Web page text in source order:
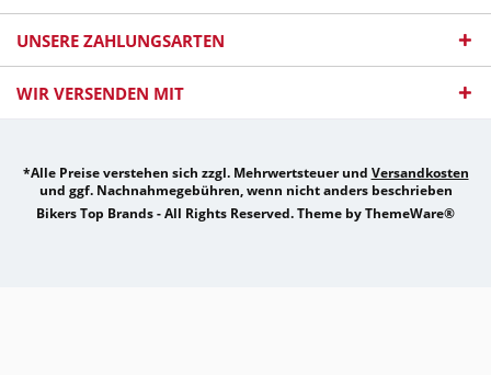
UNSERE ZAHLUNGSARTEN
WIR VERSENDEN MIT
*Alle Preise verstehen sich zzgl. Mehrwertsteuer und Versandkosten
und ggf. Nachnahmegebühren, wenn nicht anders beschrieben
Bikers Top Brands - All Rights Reserved. Theme byThemeWare®